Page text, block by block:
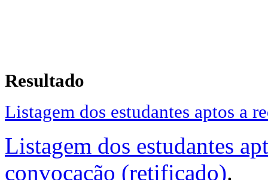
Resultado
Listagem dos estudantes aptos a
Listagem dos estudantes
convocação (retificado).